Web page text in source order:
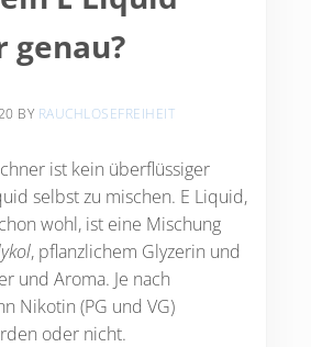
genau?
BY RAUCHLOSEFREIHEIT
ist kein überflüssiger
selbst zu mischen. E Liquid,
wohl, ist eine Mischung
, pflanzlichem Glyzerin und
und Aroma. Je nach
Nikotin (PG und VG)
oder nicht.